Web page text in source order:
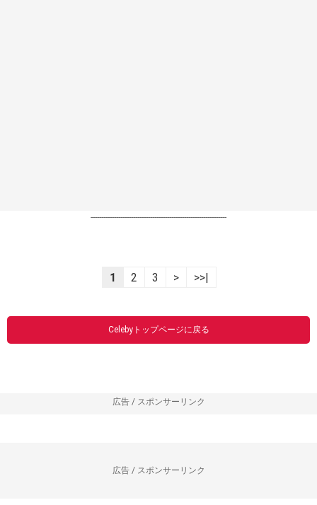
----------------------------------------------------------------
1 2 3 > >>|
Celebyトップページに戻る
広告 / スポンサーリンク
広告 / スポンサーリンク